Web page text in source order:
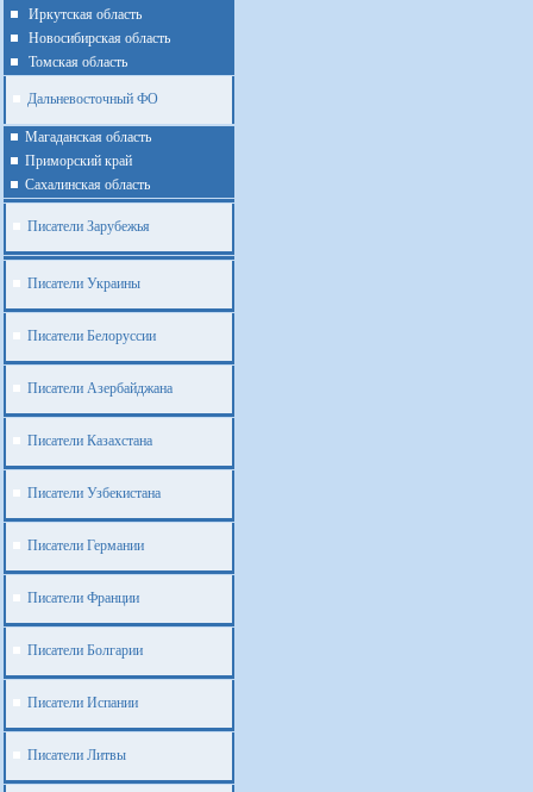
Иркутская область
Новосибирская область
Томская область
Дальневосточный ФО
Магаданская область
Приморский край
Cахалинская область
Писатели Зарубежья
Писатели Украины
Писатели Белоруссии
Писатели Азербайджана
Писатели Казахстана
Писатели Узбекистана
Писатели Германии
Писатели Франции
Писатели Болгарии
Писатели Испании
Писатели Литвы